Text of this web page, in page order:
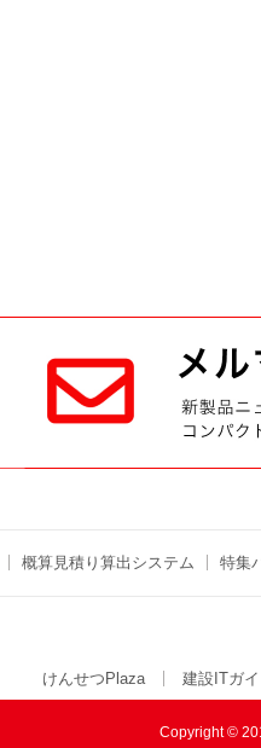
概算見積り算出システム 特集
けんせつPlaza 建設ITガ
Copyright ©